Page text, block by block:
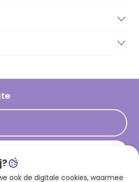
versjes
kamp teksten
ook de digitale cookies, waarmee